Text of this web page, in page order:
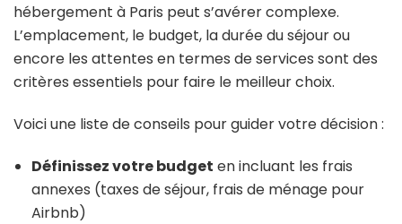
hébergement à Paris peut s’avérer complexe.
L’emplacement, le budget, la durée du séjour ou
encore les attentes en termes de services sont des
critères essentiels pour faire le meilleur choix.
Voici une liste de conseils pour guider votre décision :
Définissez votre budget en incluant les frais
annexes (taxes de séjour, frais de ménage pour
Airbnb)